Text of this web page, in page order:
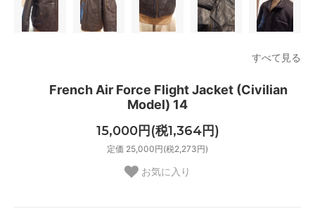
すべて見る
French Air Force Flight Jacket (Civilian
Model) 14
15,000円(税1,364円)
定価 25,000円(税2,273円)
お気に入り